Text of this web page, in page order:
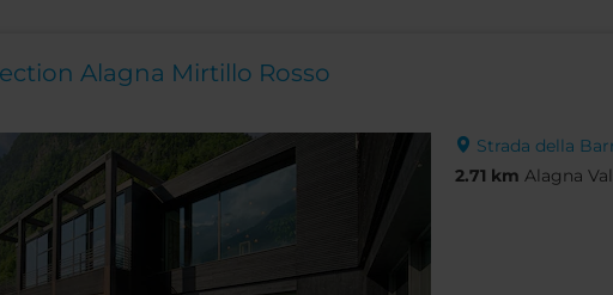
Alagna Mirtillo Rosso
Strada della
2.71 km Alagna